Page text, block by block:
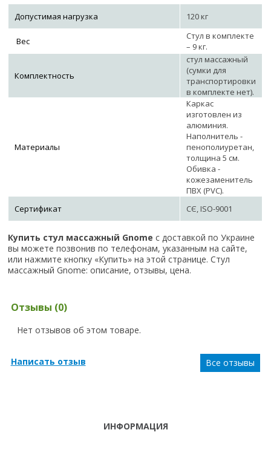
Допустимая нагрузка 120 кг
Вес
Стул в комплекте
– 9 кг.
Комплектность
стул массажный
(сумки для
транспортировки
в комплекте нет).
Материалы
Каркас
изготовлен из
алюминия.
Наполнитель -
пенополиуретан,
толщина 5 см.
Обивка -
кожезаменитель
ПВХ (PVC).
Сертификат
СЄ, ISO-9001
Купить стул массажный Gnome с доставкой по Украине
вы можете позвонив по телефонам, указанным на сайте,
или нажмите кнопку «Купить» на этой странице. Стул
массажный Gnome: описание, отзывы, цена.
Отзывы (0)
Нет отзывов об этом товаре.
Написать отзыв Все отзывы
ИНФОРМАЦИЯ